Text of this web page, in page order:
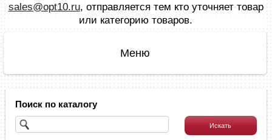
sales@opt10.ru, отправляется тем кто уточняет товар
или категорию товаров.
Поиск по каталогу